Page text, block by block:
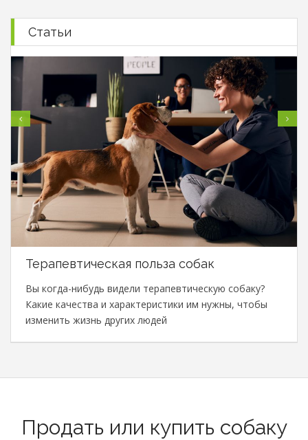
Статьи
Терапевтическая польза собак
Вы когда-нибудь видели терапевтическую собаку?
Какие качества и характеристики им нужны, чтобы
изменить жизнь других людей
Продать или купить собаку